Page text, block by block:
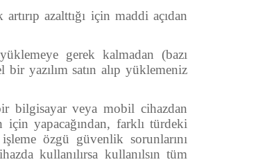
azalttığı için maddi açıdan
gerek kalmadan (bazı
bir yazılım satın alıp yüklemeniz
bilgisayar veya mobil cihazdan
için yapacağından, farklı türdeki
özgü güvenlik sorunlarını
kullanılırsa kullanılsın tüm